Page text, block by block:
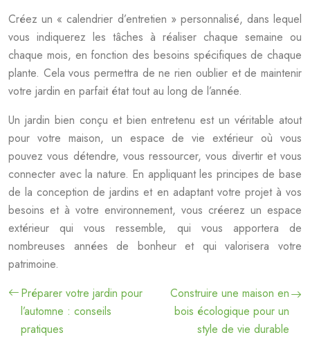
Créez un « calendrier d’entretien » personnalisé, dans lequel
vous indiquerez les tâches à réaliser chaque semaine ou
chaque mois, en fonction des besoins spécifiques de chaque
plante. Cela vous permettra de ne rien oublier et de maintenir
votre jardin en parfait état tout au long de l’année.
Un jardin bien conçu et bien entretenu est un véritable atout
pour votre maison, un espace de vie extérieur où vous
pouvez vous détendre, vous ressourcer, vous divertir et vous
connecter avec la nature. En appliquant les principes de base
de la conception de jardins et en adaptant votre projet à vos
besoins et à votre environnement, vous créerez un espace
extérieur qui vous ressemble, qui vous apportera de
nombreuses années de bonheur et qui valorisera votre
patrimoine.
Préparer votre jardin pour
l’automne : conseils
pratiques
Construire une maison en
bois écologique pour un
style de vie durable